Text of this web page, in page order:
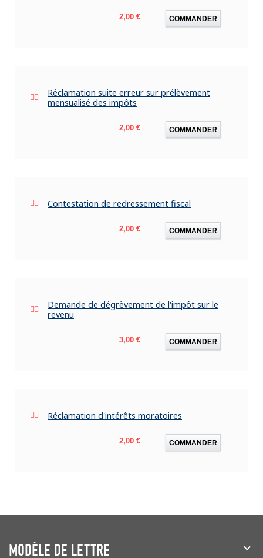
Prix
2,00 € COMMANDER
Réclamation suite erreur sur prélèvement
mensualisé des impôts
Prix
2,00 € COMMANDER
Contestation de redressement fiscal
Prix
2,00 € COMMANDER
Demande de dégrèvement de l'impôt sur le
revenu
Prix
3,00 € COMMANDER
Réclamation d'intérêts moratoires
Prix
2,00 € COMMANDER
MODÈLE DE LETTRE